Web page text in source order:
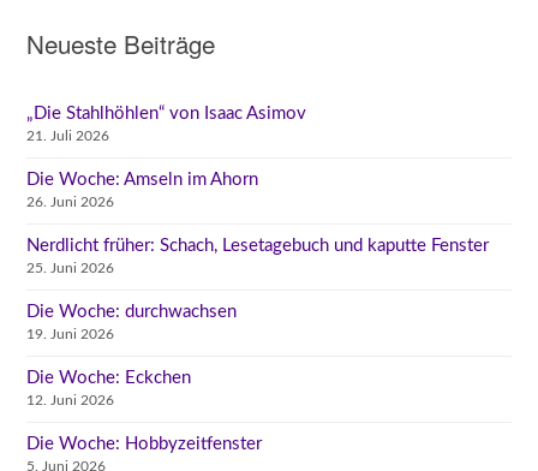
Neueste Beiträge
„Die Stahlhöhlen“ von Isaac Asimov
21. Juli 2026
Die Woche: Amseln im Ahorn
26. Juni 2026
Nerdlicht früher: Schach, Lesetagebuch und kaputte Fenster
25. Juni 2026
Die Woche: durchwachsen
19. Juni 2026
Die Woche: Eckchen
12. Juni 2026
Die Woche: Hobbyzeitfenster
5. Juni 2026